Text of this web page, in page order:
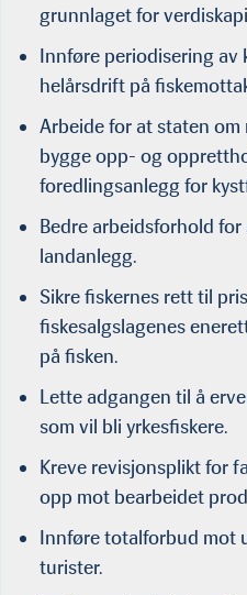
grunnlaget for
Innføre periodisering av
helårsdrift på
Arbeide for at staten
bygge opp- og
foredlingsanlegg for
Bedre arbeidsforhold
landanlegg.
Sikre fiskernes rett til
fiskesalgslagenes
på fisken.
Lette adgangen til å
som vil bli yrkesfiskere.
Kreve revisjonsplikt for
opp mot bearbeidet
Innføre totalforbud mot
turister.